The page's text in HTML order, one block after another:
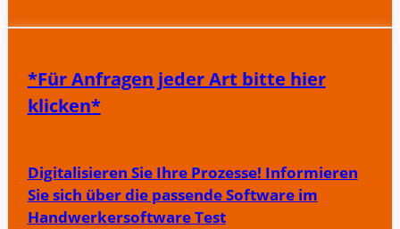
*Für Anfragen jeder Art bitte hier
klicken*
Digitalisieren Sie Ihre Prozesse! Informieren
Sie sich über die passende Software im
Handwerkersoftware Test